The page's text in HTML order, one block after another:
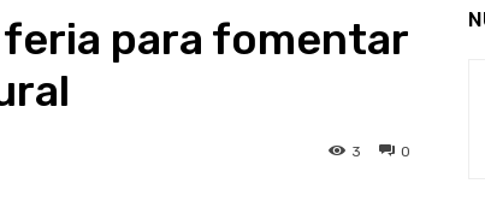
para fomentar
0
3